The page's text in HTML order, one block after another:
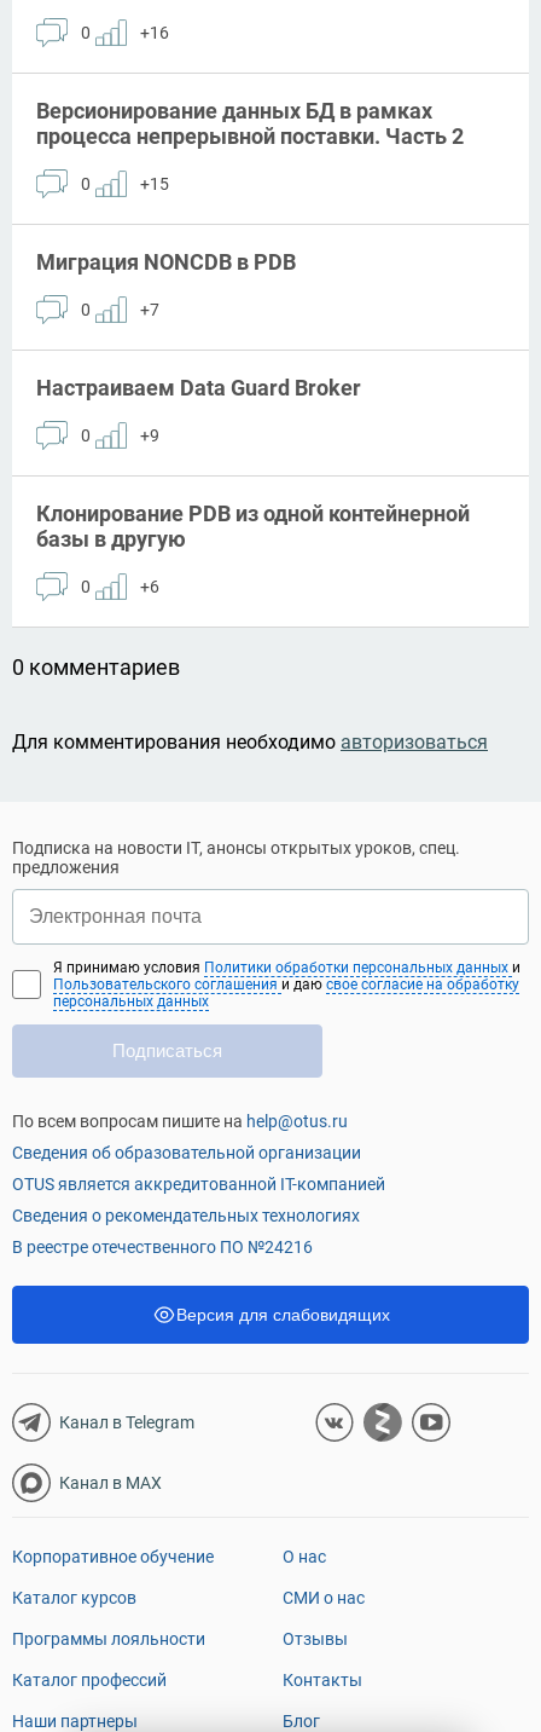
0 +16
Версионирование данных БД в рамках
процесса непрерывной поставки. Часть 2
0 +15
Миграция NONCDB в PDB
0 +7
Настраиваем Data Guard Broker
0 +9
Клонирование PDB из одной контейнерной
базы в другую
0 +6
0 комментариев
Для комментирования необходимо авторизоваться
Подписка на новости IT, анонсы открытых уроков, спец.
предложения
Подписаться
Я принимаю условия Политики обработки персональных данных и
Пользовательского соглашения и даю свое согласие на обработку
персональных данных
По всем вопросам пишите на help@otus.ru
Сведения об образовательной организации
OTUS является аккредитованной IT-компанией
Сведения о рекомендательных технологиях
В реестре отечественного ПО №24216
Версия для слабовидящих
Канал в Telegram
Канал в MAX
Корпоративное обучение
Каталог курсов
Программы лояльности
Каталог профессий
Наши партнеры
О нас
СМИ о нас
Отзывы
Контакты
Блог